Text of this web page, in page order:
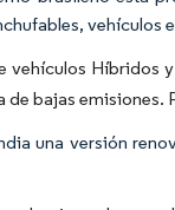
vehículos
vehículos
bajas emisiones.
una versión